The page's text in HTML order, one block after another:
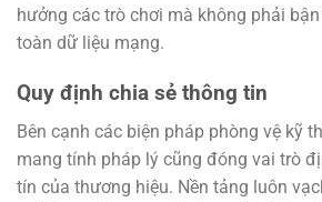
hưởng các trò chơi mà không phải
toàn dữ liệu mạng.
Quy định chia sẻ thông tin
Bên cạnh các biện pháp phòng vệ kỹ
mang tính pháp lý cũng đóng vai trò
tín của thương hiệu. Nền tảng luôn